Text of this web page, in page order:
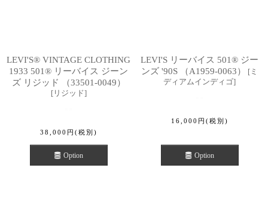
LEVI'S® VINTAGE CLOTHING
1933 501® リーバイス ジーン
ズ リジッド （33501-0049）
[リジッド]
38,000 円 (税別)
Option
LEVI'S リーバイス 501® ジー
ンズ '90S （A1959-0063）
[ ミ
ディアムインディゴ]
16,000 円 (税別)
Option